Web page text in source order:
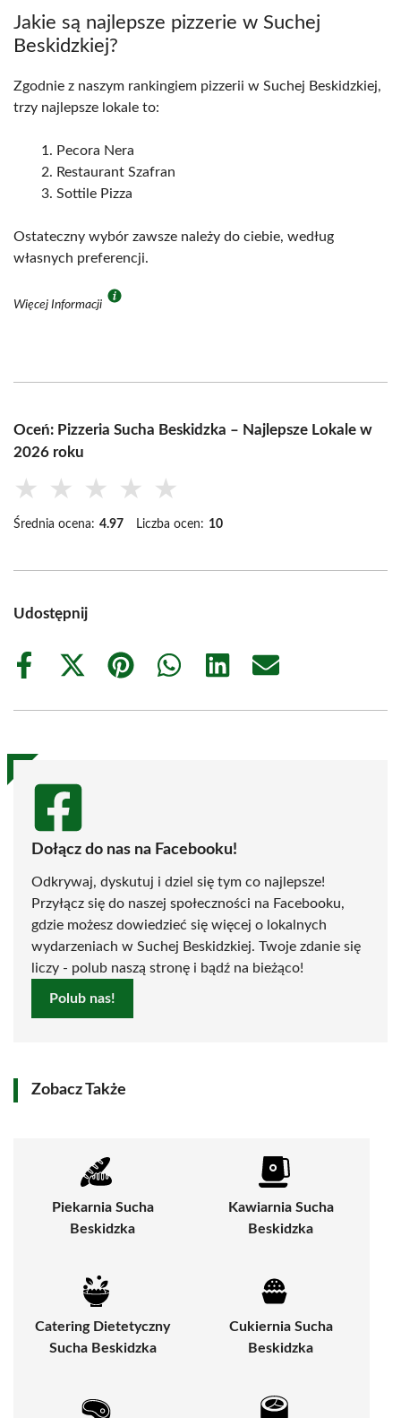
Jakie są najlepsze pizzerie w Suchej
Beskidzkiej?
Zgodnie z naszym rankingiem pizzerii w Suchej Beskidzkiej,
trzy najlepsze lokale to:
Pecora Nera
Restaurant Szafran
Sottile Pizza
Ostateczny wybór zawsze należy do ciebie, według
własnych preferencji.
Więcej Informacji
Oceń: Pizzeria Sucha Beskidzka – Najlepsze Lokale w
2026 roku
★ ★ ★ ★ ★
Średnia ocena: 4.97 Liczba ocen: 10
Udostępnij
Share
Share
(Twitter)
Share
Share
Share
Share
Dołącz do nas na Facebooku!
Odkrywaj, dyskutuj i dziel się tym co najlepsze!
Przyłącz się do naszej społeczności na Facebooku,
gdzie możesz dowiedzieć się więcej o lokalnych
wydarzeniach w Suchej Beskidzkiej. Twoje zdanie się
liczy - polub naszą stronę i bądź na bieżąco!
Polub nas!
Zobacz Także
Piekarnia Sucha
Beskidzka
Kawiarnia Sucha
Beskidzka
Catering Dietetyczny
Sucha Beskidzka
Cukiernia Sucha
Beskidzka